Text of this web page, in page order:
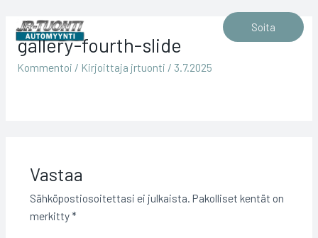
sisältöön
Soita
gallery-fourth-slide
Kommentoi / Kirjoittaja jrtuonti / 3.7.2025
Vastaa
Sähköpostiosoitettasi ei julkaista. Pakolliset kentät on
merkitty*